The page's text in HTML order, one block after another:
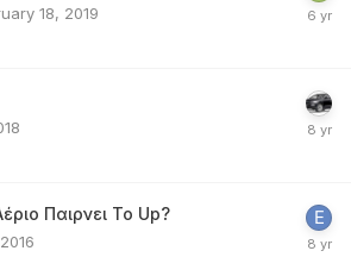
18, 2019
Παιρνει Το Up?